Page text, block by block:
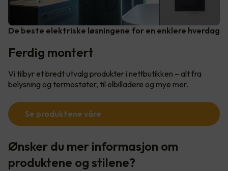
De beste elektriske løsningene for en enklere hverdag
Ferdig montert
Vi tilbyr et bredt utvalg produkter i nettbutikken – alt fra
belysning og termostater, til elbilladere og mye mer.
Se produktene våre
Ønsker du mer informasjon om
produktene og stilene?